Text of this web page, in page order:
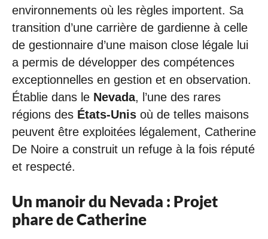
environnements où les règles importent. Sa
transition d’une carrière de gardienne à celle
de gestionnaire d’une maison close légale lui
a permis de développer des compétences
exceptionnelles en gestion et en observation.
Établie dans le Nevada, l’une des rares
régions des États-Unis où de telles maisons
peuvent être exploitées légalement, Catherine
De Noire a construit un refuge à la fois réputé
et respecté.
Un manoir du Nevada : Projet
phare de Catherine